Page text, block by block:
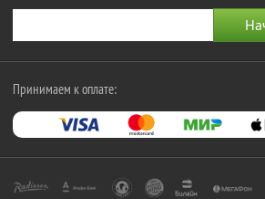
Принимаем к оплате: